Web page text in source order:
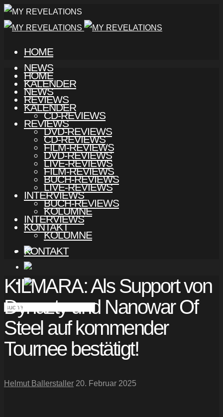
HOME
NEWS
KALENDER
REVIEWS
CD-REVIEWS
DVD-REVIEWS
FILM-REVIEWS
LIVE-REVIEWS
BUCH-REVIEWS
INTERVIEWS
KOLUMNE
KONTAKT
HOME
NEWS
KALENDER
REVIEWS
CD-REVIEWS
DVD-REVIEWS
FILM-REVIEWS
LIVE-REVIEWS
BUCH-REVIEWS
INTERVIEWS
KOLUMNE
KONTAKT
KILMARA: Als Support von
Dynazty und Nanowar Of
Steel auf kommender
Tournee bestätigt!
Helmut Ballerstaller 20. Februar 2025